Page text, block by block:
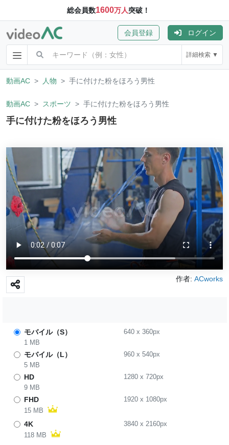
総会員数1600万人突破！
会員登録 ログイン
詳細検索 ▼
動画AC 人物 手に付けた粉をほろう男性
動画AC スポーツ 手に付けた粉をほろう男性
手に付けた粉をほろう男性
作者: ACworks
モバイル（S） 640x 360px
1 MB
モバイル（L） 960x 540px
5 MB
HD 1280x 720px
9 MB
FHD 1920x 1080px
15 MB
4K 3840x 2160px
118 MB